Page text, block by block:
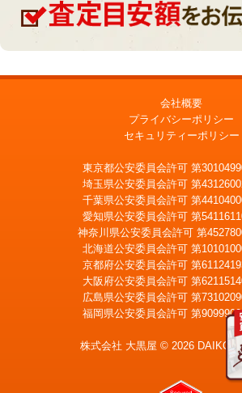
LINE査定
宅配買取を申込む
会社概要
プライバシーポリシー
セキュリティーポリシー
東京都公安委員会許可 第
埼玉県公安委員会許可 第
千葉県公安委員会許可 第
愛知県公安委員会許可 第
神奈川県公安委員会許可 第
北海道公安委員会許可 第
京都府公安委員会許可 第
大阪府公安委員会許可 第
広島県公安委員会許可 第
福岡県公安委員会許可 第
株式会社 大黒屋 © 2026